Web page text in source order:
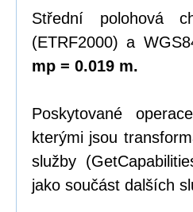
Střední polohová
(ETRF2000) a
mp = 0.019 m.
Poskytované
kterými jsou
služby
jako součást dalších